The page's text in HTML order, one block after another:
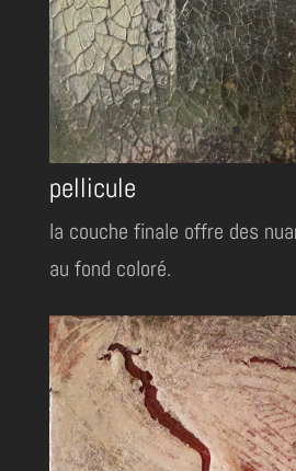
pellicule
la couche finale offre des
au fond coloré.